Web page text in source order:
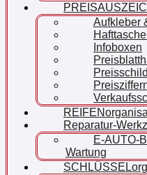
Aufkleber
Infoboxen
Reparatur-
E-AUTO-
Wartung